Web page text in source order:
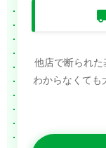
他店で断られ
わからなくても